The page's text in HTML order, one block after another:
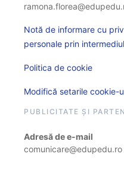
Notă de informare cu
personale prin
Politica de cookie
Modifică setarile cookie-
PUBLICITATE ȘI
Adresă de e-mail
comunicare@edupedu.ro